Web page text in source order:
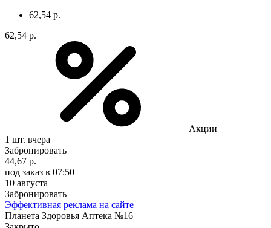
62,54 р.
62,54 р.
Акции
1 шт. вчера
Забронировать
44,67 р.
под заказ в 07:50
10 августа
Забронировать
Эффективная реклама на сайте
Планета Здоровья Аптека №16